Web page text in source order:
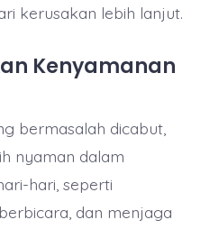
kerusakan lebih lanjut.
Kenyamanan
bermasalah dicabut,
nyaman dalam
hari, seperti
dan menjaga